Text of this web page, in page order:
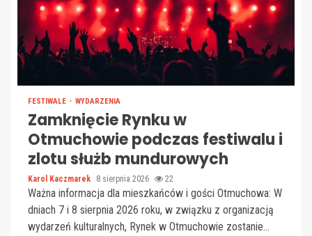
FESTIWALE WYDARZENIA
Zamknięcie Rynku w
Otmuchowie podczas festiwalu i
zlotu służb mundurowych
Karol Kaczmarek 8 sierpnia 2026 22
Ważna informacja dla mieszkańców i gości Otmuchowa: W
dniach 7 i 8 sierpnia 2026 roku, w związku z organizacją
wydarzeń kulturalnych, Rynek w Otmuchowie zostanie...